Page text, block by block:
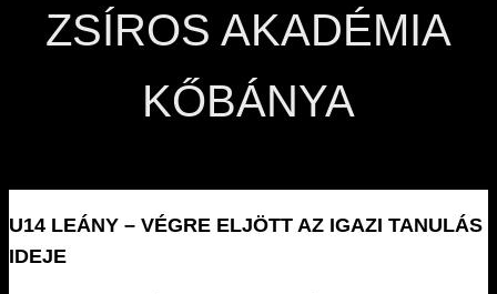
ZSÍROS AKADÉMIA
KŐBÁNYA
U14 LEÁNY – VÉGRE ELJÖTT AZ IGAZI TANULÁS
IDEJE